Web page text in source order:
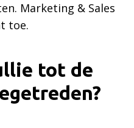
Marketing & Sales
toe.
tot de